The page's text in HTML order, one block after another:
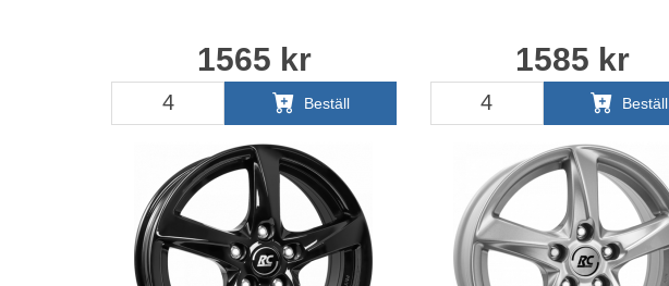
1565 kr
Beställ
1585 kr
Beställ